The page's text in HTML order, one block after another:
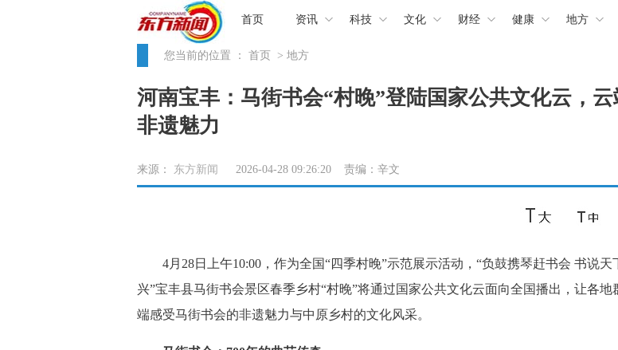
首页 资讯 科技 文化 财经 健康 地方
您当前的位置 ： 首页 > 地方
河南宝丰：马街书会“村晚”登陆国家公共文化云，
非遗魅力
来源： 东方新闻 2026-04-28 09:26:20 责编：辛文
4月28日上午10:00，作为全国“四季村晚”示范展示活动，“负鼓携琴赶书会 书说天
兴”宝丰县马街书会景区春季乡村“村晚”将通过国家公共文化云面向全国播出，让各地
端感受马街书会的非遗魅力与中原乡村的文化风采。